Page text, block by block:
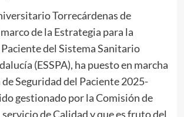
Torrecárdenas de
de la Estrategia para la
del Sistema Sanitario
(ESSPA), ha puesto en marcha
Seguridad del Paciente 2025-
gestionado por la Comisión de
de Calidad y que es fruto del